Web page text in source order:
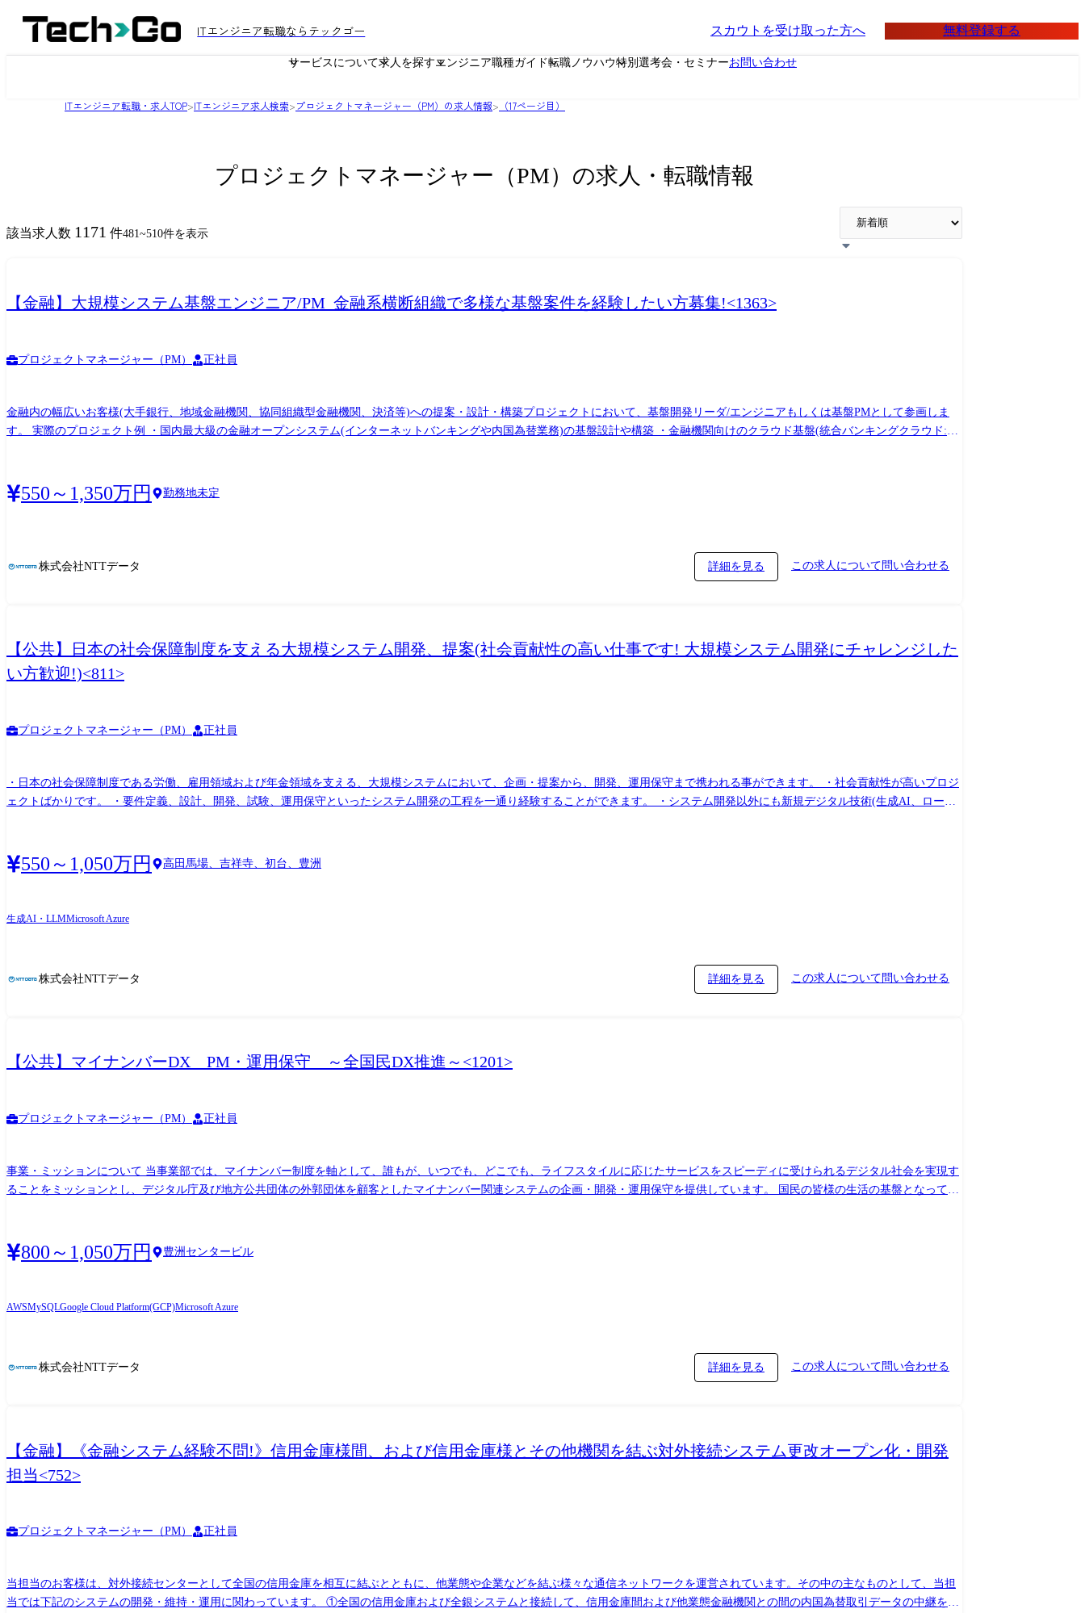
ITエンジニア転職ならテックゴー スカウトを受け取った方へ 無料登録する
サービスについて求人を探すエンジニア職種ガイド転職ノウハウ特別選考会・セミナーお問い合わせ
ITエンジニア転職・求人TOP>ITエンジニア求人検索>プロジェクトマネージャー（PM）の求人情報> （17ページ目）
プロジェクトマネージャー（PM）の求人・転職情報
該当求人数 1171 件481~510件を表示
【金融】大規模システム基盤エンジニア/PM_金融系横断組織で多様な基盤案件を経験したい方募集!<1363>
プロジェクトマネージャー（PM） 正社員
金融内の幅広いお客様(大手銀行、地域金融機関、協同組織型金融機関、決済等)への提案・設計・構築プロジェクトにおいて、基盤開発リーダ/エンジニアもしくは基盤PMとして参画しま
す。 実際のプロジェクト例 ・国内最大級の金融オープンシステム(インターネットバンキングや内国為替業務)の基盤設計や構築 ・金融機関向けのクラウド基盤(統合バンキングクラウド:銀
進、新規提案における最適なクラウド基盤の企画・検討 ・銀行間決済システムを刷新する更改プロジェクトにおけるアーキテクチャの設計やシステム構築 ・決済系プラットフォームサービ
ス「ANSER」のクラウドリフト(OpenCanvasやメガクラウド)やクラウドシフト(コンテナ対応など)における新規/既存サービスのデジタル化や、実際の提供に向けた検証や構築 など 組織につ
の価値提供に貢献する
550～1,350万円 勤務地未定
株式会社NTTデータ 詳細を見る この求人について問い合わせる
【公共】日本の社会保障制度を支える大規模システム開発、提案(社会貢献性の高い仕事です! 大規模システム開発にチャレンジした
い方歓迎!)<811>
プロジェクトマネージャー（PM） 正社員
・日本の社会保障制度である労働、雇用領域および年金領域を支える、大規模システムにおいて、企画・提案から、開発、運用保守まで携われる事ができます。 ・社会貢献性が高いプロジ
ェクトばかりです。 ・要件定義、設計、開発、試験、運用保守といったシステム開発の工程を一通り経験することができます。 ・システム開発以外にも新規デジタル技術(生成AI、ローコ
会保障制度の道筋を定め、実現していきます。 <職場環境> 担当によって異なりますが、多様なプロフェッショナリティを備えたメンバーと協働しています。国の社会インフラを支えると
いう重責に誇りを持ちつつ、それを楽しみながら、日々新しい社会のしくみを構想しています。20代、30代も多く、若手のうちからリーダーとしてチームを任され、活躍しています。
550～1,050万円 高田馬場、吉祥寺、初台、豊洲
生成AI・LLMMicrosoft Azure
株式会社NTTデータ 詳細を見る この求人について問い合わせる
【公共】マイナンバーDX PM・運用保守 ～全国民DX推進～<1201>
プロジェクトマネージャー（PM） 正社員
事業・ミッションについて 当事業部では、マイナンバー制度を軸として、誰もが、いつでも、どこでも、ライフスタイルに応じたサービスをスピーディに受けられるデジタル社会を実現す
ることをミッションとし、デジタル庁及び地方公共団体の外郭団体を顧客としたマイナンバー関連システムの企画・開発・運用保守を提供しています。 国民の皆様の生活の基盤となってい
・アプリケーションエンジニアとして業務アプリケーションの運用保守及び機能改善 ・顧客に対する運用保守状況の定例報告 (プロジェクト例) ー大規模情報連携基盤に関する運用保守 ー
マイナンバー制度の土台となる関連システムの運用保守 ーマイナンバーカードの認証機能の利活用システムの運用保守 ※運用保守に参画いただき、業務知識や現行システムへの理解を深
ジェクトが多数のため、ステークホルダが多く、チーム一丸となって仕事を推進することが求められます。 組織情報 デジタルソサエティ事業部は、マイナンバーカードを軸として、誰も
800～1,050万円 豊洲センタービル
AWSMySQLGoogle Cloud Platform(GCP)Microsoft Azure
株式会社NTTデータ 詳細を見る この求人について問い合わせる
【金融】《金融システム経験不問!》信用金庫様間、および信用金庫様とその他機関を結ぶ対外接続システム更改オープン化・開発
担当<752>
プロジェクトマネージャー（PM） 正社員
当担当のお客様は、対外接続センターとして全国の信用金庫を相互に結ぶとともに、他業態や企業などを結ぶ様々な通信ネットワークを運営されています。その中の主なものとして、当担
当では下記のシステムの開発・維持・運用に関わっています。 ①全国の信用金庫および全銀システムと接続して、信用金庫間および他業態金融機関との間の内国為替取引データの中継を行